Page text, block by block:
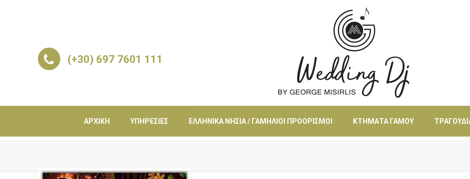
(+30) 697 7601 111
ΑΡΧΙΚΉ ΥΠΗΡΕΣΊΕΣ ΕΛΛΗΝΙΚΆ ΝΗΣΙΆ / ΓΑΜΉΛΙΟΙ ΠΡΟΟΡΙΣΜΟΊ ΚΤΉΜΑΤΑ ΓΆΜΟΥ